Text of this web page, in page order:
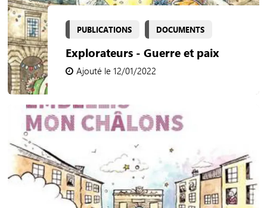
PUBLICATIONS DOCUMENTS
Explorateurs - Guerre et paix
Ajouté le 12/01/2022